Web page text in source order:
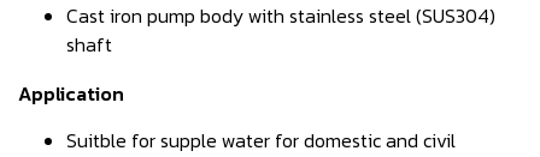
Cast iron pump body with stainless steel (SUS304)
shaft
Application
Suitble for supple water for domestic and civil